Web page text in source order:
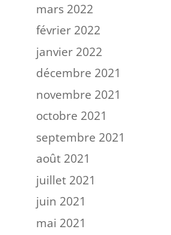
mars 2022
février 2022
janvier 2022
décembre 2021
novembre 2021
octobre 2021
septembre 2021
août 2021
juillet 2021
juin 2021
mai 2021